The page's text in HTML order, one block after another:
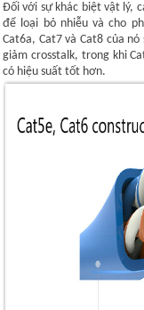
Đối với sự khác biệt vật lý,
để loại bỏ nhiễu và cho
Cat6a, Cat7 và Cat8 của
giảm crosstalk, trong khi
có hiệu suất tốt hơn.